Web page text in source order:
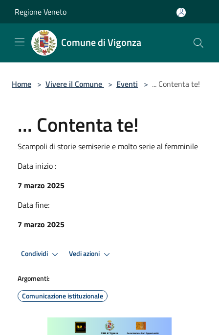
Regione Veneto
Comune di Vigonza
Home > Vivere il Comune > Eventi > ... Contenta te!
... Contenta te!
Scampoli di storie semiserie e molto serie al femminile
Data inizio :
7 marzo 2025
Data fine:
7 marzo 2025
Condividi Vedi azioni
Argomenti:
Comunicazione istituzionale